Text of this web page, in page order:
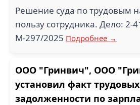
Решение суда по трудовым
пользу сотрудника. Дело: 2-
М-297/2025 Подробнее →
ООО "Гринвич", ООО
установил факт
задолженности по